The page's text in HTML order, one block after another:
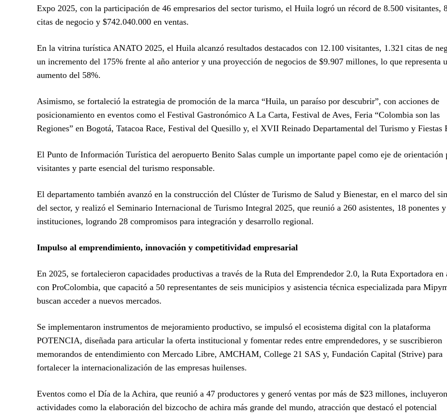
Expo 2025, con la participación de 46 empresarios del sector turismo, el Huila logró un récord de 8.500 visitantes,
citas de negocio y $742.040.000 en ventas.
En la vitrina turística ANATO 2025, el Huila alcanzó resultados destacados con 12.100 visitantes, 1.321 citas de
un incremento del 175% frente al año anterior y una proyección de negocios de $9.907 millones, lo que representa
aumento del 58%.
Asimismo, se fortaleció la estrategia de promoción de la marca “Huila, un paraíso por descubrir”, con acciones de
posicionamiento en eventos como el Festival Gastronómico A La Carta, Festival de Aves, Feria “Colombia son las
Regiones” en Bogotá, Tatacoa Race, Festival del Quesillo y, el XVII Reinado Departamental del Turismo y Fiestas
El Punto de Información Turística del aeropuerto Benito Salas cumple un importante papel como eje de orientación
visitantes y parte esencial del turismo responsable.
El departamento también avanzó en la construcción del Clúster de Turismo de Salud y Bienestar, en el marco del
del sector, y realizó el Seminario Internacional de Turismo Integral 2025, que reunió a 260 asistentes, 18 ponentes
instituciones, logrando 28 compromisos para integración y desarrollo regional.
Impulso al emprendimiento, innovación y competitividad empresarial
En 2025, se fortalecieron capacidades productivas a través de la Ruta del Emprendedor 2.0, la Ruta Exportadora en
con ProColombia, que capacitó a 50 representantes de seis municipios y asistencia técnica especializada para
buscan acceder a nuevos mercados.
Se implementaron instrumentos de mejoramiento productivo, se impulsó el ecosistema digital con la plataforma
POTENCIA, diseñada para articular la oferta institucional y fomentar redes entre emprendedores, y se suscribieron
memorandos de entendimiento con Mercado Libre, AMCHAM, College 21 SAS y, Fundación Capital (Strive) para
fortalecer la internacionalización de las empresas huilenses.
Eventos como el Día de la Achira, que reunió a 47 productores y generó ventas por más de $23 millones, incluyeron
actividades como la elaboración del bizcocho de achira más grande del mundo, atracción que destacó el potencial